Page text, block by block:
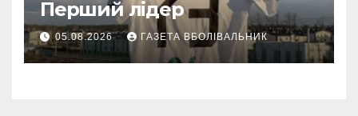
Перший лідер
05.08.2026 ГАЗЕТА ВБОЛІВАЛЬНИК